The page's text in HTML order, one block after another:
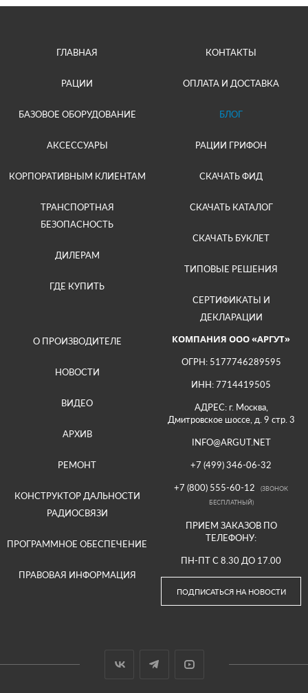
ГЛАВНАЯ
РАЦИИ
БАЗОВОЕ ОБОРУДОВАНИЕ
АКСЕССУАРЫ
КОРПОРАТИВНЫМ КЛИЕНТАМ
ТРАНСПОРТНАЯ
БЕЗОПАСНОСТЬ
ДИЛЕРАМ
ГДЕ КУПИТЬ
КОНТАКТЫ
ОПЛАТА И ДОСТАВКА
БЛОГ
РАЦИИ ГРИФОН
СКАЧАТЬ ФИД
СКАЧАТЬ КАТАЛОГ
СКАЧАТЬ БУКЛЕТ
ТИПОВЫЕ РЕШЕНИЯ
СЕРТИФИКАТЫ И
ДЕКЛАРАЦИИ
О ПРОИЗВОДИТЕЛЕ
НОВОСТИ
ВИДЕО
АРХИВ
РЕМОНТ
КОНСТРУКТОР ДАЛЬНОСТИ
РАДИОСВЯЗИ
ПРОГРАММНОЕ ОБЕСПЕЧЕНИЕ
ПРАВОВАЯ ИНФОРМАЦИЯ
КОМПАНИЯ ООО «АРГУТ»
ОГРН: 5177746289595
ИНН: 7714419505
АДРЕС: г. Москва,
Дмитровское шоссе, д. 9 стр. 3
INFO@ARGUT.NET
+7 (499) 346-06-32
+7 (800) 555-60-12
(ЗВОНОК
БЕСПЛАТНЫЙ)
ПРИЕМ ЗАКАЗОВ ПО
ТЕЛЕФОНУ:
ПН-ПТ С 8.30 ДО 17.00
ПОДПИСАТЬСЯ НА НОВОСТИ